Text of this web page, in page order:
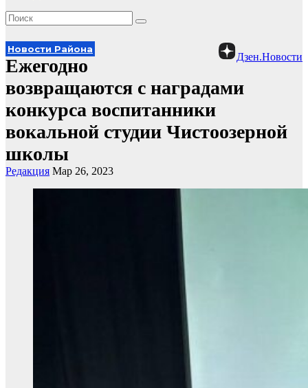
Дзен.Новости
Новости Района
Ежегодно
возвращаются с наградами
конкурса воспитанники
вокальной студии Чистоозерной
школы
Редакция Мар 26, 2023